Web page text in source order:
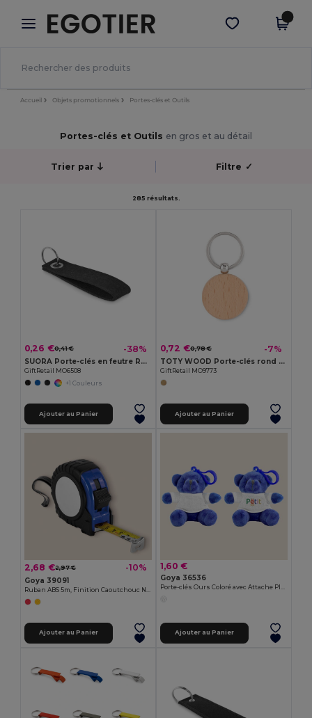
× Appli Egotier
Meilleurs prix sur l’app !
Obtenir l'appli
Accueil Objets promotionnels Portes-clés et Outils
Portes-clés et Outils en gros et au détail
Trier par Filtre ✓
285 résultats.
0,26 €0,41 € -38%
SUORA Porte-clés en feutre RPET
GiftRetail MO6508
+1 Couleurs
Ajouter au Panier
0,72 €0,78 € -7%
TOTY WOOD Porte-clés rond en bois
GiftRetail MO9773
Ajouter au Panier
2,68 €2,97 € -10%
Goya 39091
Ajouter au Panier
1,60 €
Goya 36536
Ajouter au Panier